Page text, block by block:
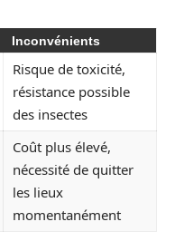
Inconvénients
Risque de toxicité,
résistance possible
des insectes
Coût plus élevé,
nécessité de quitter
les lieux
momentanément